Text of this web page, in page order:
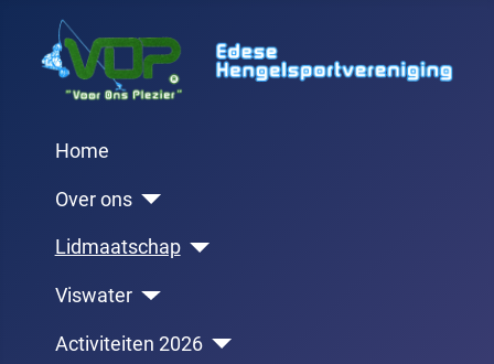
Home
Over ons
Lidmaatschap
Viswater
Activiteiten 2026